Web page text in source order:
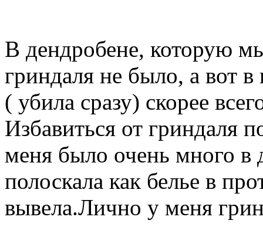
В дендробене, которую
гриндаля не было, а вот
( убила сразу) скорее
Избавиться от гриндаля
меня было очень много в
полоскала как белье в
вывела.Лично у меня